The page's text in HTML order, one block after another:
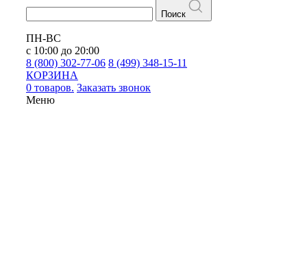
Поиск
ПН-ВС
с 10:00 до 20:00
8 (800) 302-77-06 8 (499) 348-15-11
КОРЗИНА
0 товаров. Заказать звонок
Меню